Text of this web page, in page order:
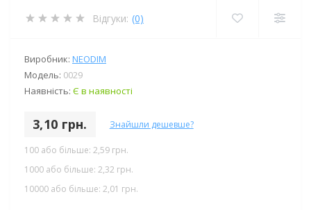
Відгуки: (0)
Виробник: NEODIM
Модель: 0029
Наявність: Є в наявності
3,10 грн. Знайшли дешевше?
100 або більше: 2,59 грн.
1000 або більше: 2,32 грн.
10000 або більше: 2,01 грн.